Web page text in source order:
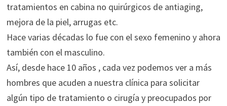
tratamientos en cabina no quirúrgicos de antiaging,
mejora de la piel, arrugas etc.
Hace varias décadas lo fue con el sexo femenino y ahora
también con el masculino.
Así, desde hace 10 años , cada vez podemos ver a más
hombres que acuden a nuestra clínica para solicitar
algún tipo de tratamiento o cirugía y preocupados por